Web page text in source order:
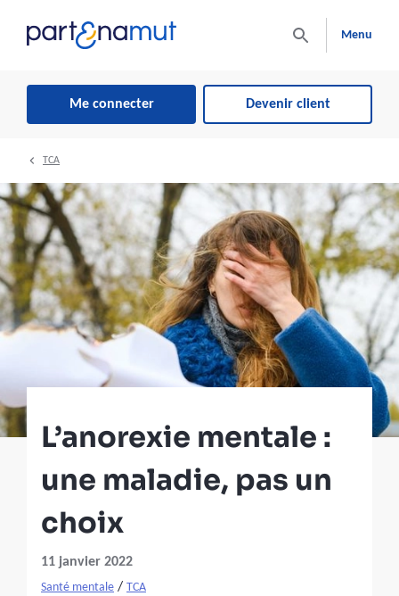
Menu
Me connecter Devenir client
TCA
L’anorexie mentale :
une maladie, pas un
choix
11 janvier 2022
Santé mentale / TCA